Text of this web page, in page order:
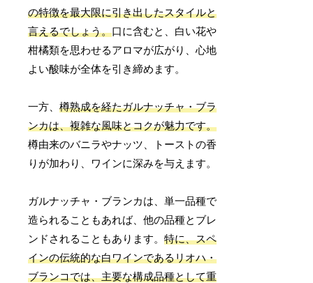
の特徴を最大限に引き出したスタイルと
言えるでしょう。口に含むと、白い花や
柑橘類を思わせるアロマが広がり、心地
よい酸味が全体を引き締めます。
一方、樽熟成を経たガルナッチャ・ブラ
ンカは、複雑な風味とコクが魅力です。
樽由来のバニラやナッツ、トーストの香
りが加わり、ワインに深みを与えます。
ガルナッチャ・ブランカは、単一品種で
造られることもあれば、他の品種とブレ
ンドされることもあります。特に、スペ
インの伝統的な白ワインであるリオハ・
ブランコでは、主要な構成品種として重